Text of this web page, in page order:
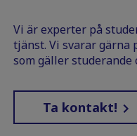
Vi är experter på
tjänst. Vi svarar gärna
som gäller
Ta kontakt!